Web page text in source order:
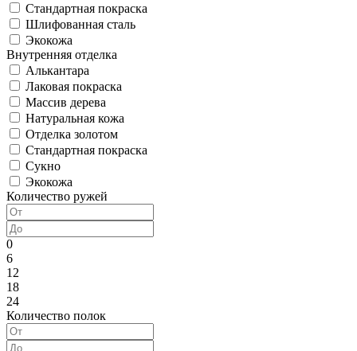
Стандартная покраска
Шлифованная сталь
Экокожа
Внутренняя отделка
Алькантара
Лаковая покраска
Массив дерева
Натуральная кожа
Отделка золотом
Стандартная покраска
Сукно
Экокожа
Количество ружей
0
6
12
18
24
Количество полок